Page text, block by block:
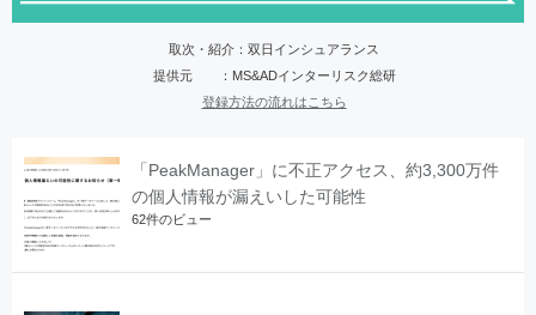
取次・紹介：双日インシュアランス
提供元 ：MS&ADインターリスク総研
登録方法の流れはこちら
「PeakManager」に不正アクセス、約3,300万件
の個人情報が漏えいした可能性
62件のビュー